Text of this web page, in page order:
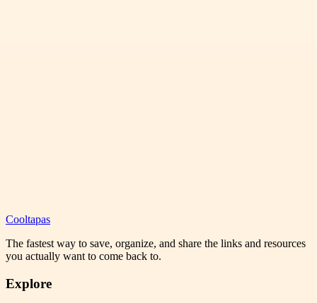
Cooltapas
The fastest way to save, organize, and share the links and resources
you actually want to come back to.
Explore